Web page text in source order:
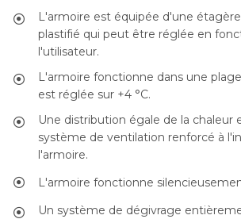
L'armoire est équipée d'une
plastifié qui peut être réglée en
l'utilisateur.
L'armoire fonctionne dans une
est réglée sur +4 °C.
Une distribution égale de la chaleur
système de ventilation renforcé à
l'armoire.
L'armoire fonctionne
Un système de dégivrage